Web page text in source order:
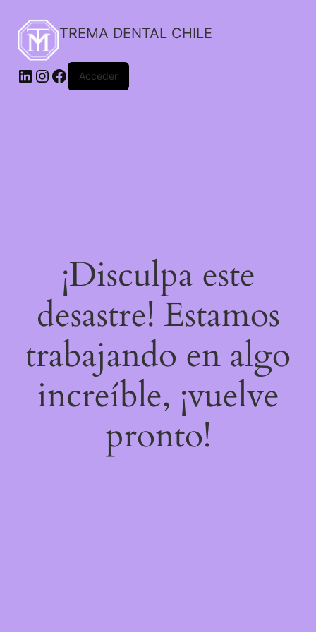
TREMA DENTAL CHILE
Acceder
¡Disculpa este
desastre! Estamos
trabajando en algo
increíble, ¡vuelve
pronto!